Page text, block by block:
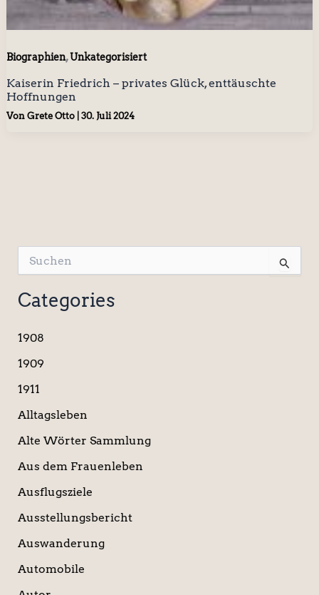
Biographien,Unkategorisiert
Kaiserin Friedrich – privates Glück, enttäuschte
Hoffnungen
Von Grete Otto 30. Juli 2024
u
c
h
n
a
h
Categories
1908
1909
1911
Alltagsleben
Alte Wörter Sammlung
Aus dem Frauenleben
Ausflugsziele
Ausstellungsbericht
Auswanderung
Automobile